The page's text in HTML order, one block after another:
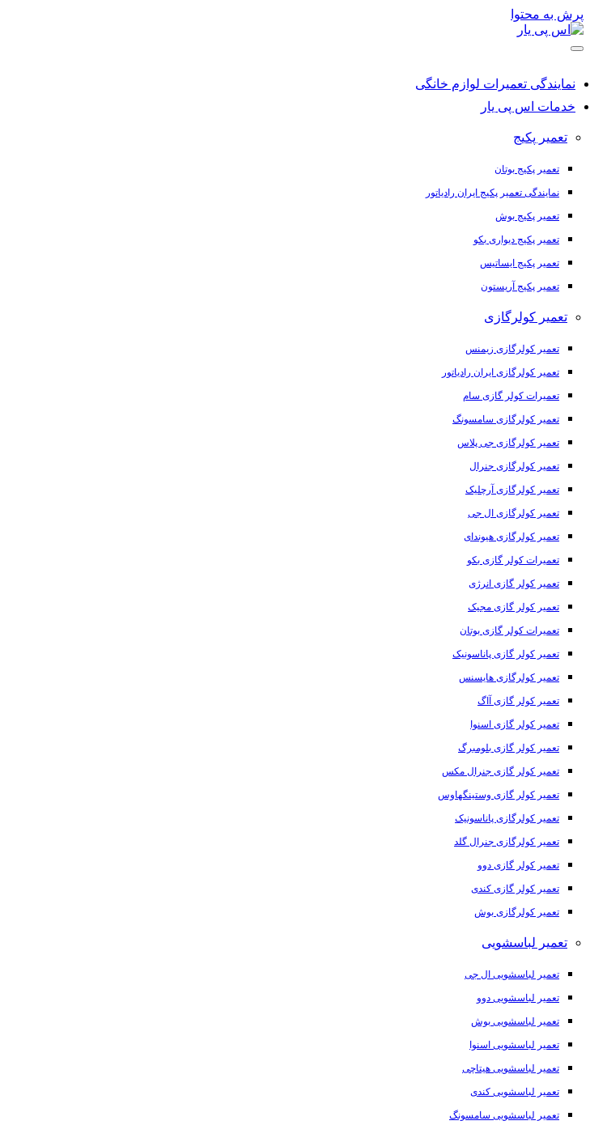
پرش به محتوا
نمایندگی تعمیرات لوازم خانگی
خدمات اس پی یار
تعمیر پکیج
تعمیر پکیج بوتان
نمایندگی تعمیر پکیج ایران رادیاتور
تعمیر پکیج بوش
تعمیر پکیج دیواری بکو
تعمیر پکیج ایساتیس
تعمیر پکیج آریستون
تعمیر کولرگازی
تعمیر کولرگازی زیمنس
تعمیر کولرگازی ایران رادیاتور
تعمیرات کولر گازی سام
تعمیر کولرگازی سامسونگ
تعمیر کولرگازی جی پلاس
تعمیر کولرگازی جنرال
تعمیر کولرگازی آرچلیک
تعمیر کولرگازی ال جی
تعمیر کولرگازی هیوندای
تعمیرات کولر گازی بکو
تعمیر کولر گازی انرژی
تعمیر کولر گازی مجیک
تعمیرات کولر گازی بوتان
تعمیر کولر گازی پاناسونیک
تعمیر کولرگازی هایسنس
تعمیر کولر گازی آاگ
تعمیر کولر گازی اسنوا
تعمیر کولر گازی بلومبرگ
تعمیر کولر گازی جنرال مکس
تعمیر کولر گازی وستینگهاوس
تعمیر کولرگازی پاناسونیک
تعمیر کولرگازی جنرال گلد
تعمیر کولر گازی دوو
تعمیر کولر گازی کندی
تعمیر کولرگازی بوش
تعمیر لباسشویی
تعمیر لباسشویی ال جی
تعمیر لباسشویی دوو
تعمیر لباسشویی بوش
تعمیر لباسشویی اسنوا
تعمیر لباسشویی هیتاچی
تعمیر لباسشویی کندی
تعمیر لباسشویی سامسونگ